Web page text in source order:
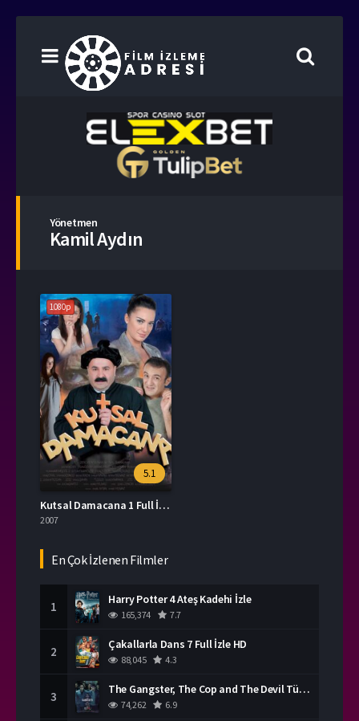
Yönetmen
Kamil Aydın
1080p
5.1
Kutsal Damacana 1 Full İzle
2007
En Çok İzlenen Filmler
1 Harry Potter 4 Ateş Kadehi İzle
165,374 7.7
2 Çakallarla Dans 7 Full İzle HD
88,045 4.3
3 The Gangster, The Cop and The Devil Türkçe Dublaj İzle
74,262 6.9